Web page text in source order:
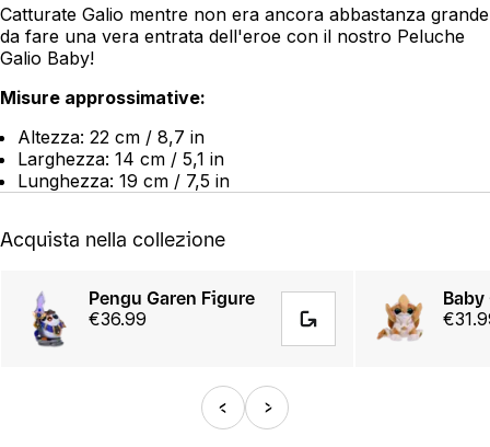
Catturate Galio mentre non era ancora abbastanza grande
da fare una vera entrata dell'eroe con il nostro Peluche
Galio Baby!
Misure approssimative:
Altezza: 22 cm / 8,7 in
Larghezza: 14 cm / 5,1 in
Lunghezza: 19 cm / 7,5 in
Acquista nella collezione
Pengu Garen Figure
€36.99
Baby